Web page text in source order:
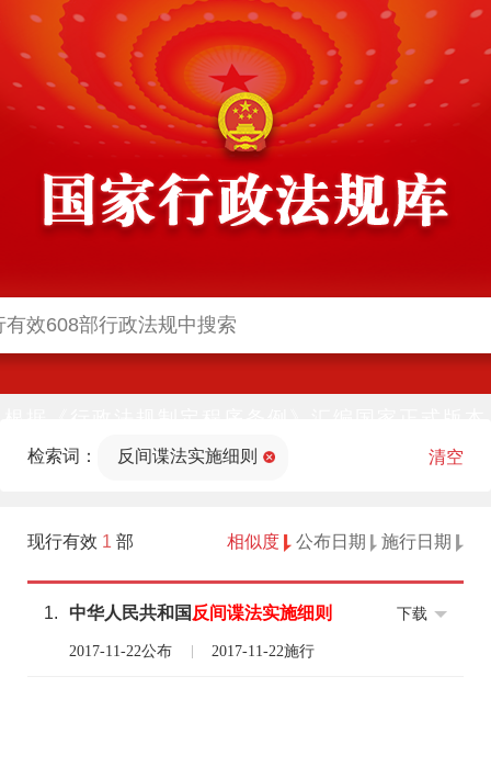
法部官网)同步公布
检索词： 反间谍法实施细则 清空
现行有效 1 部 相似度 公布日期 施行日期
1. 中华人民共和国 反间谍法实施细则
2017-11-22公布 2017-11-22施行
下载